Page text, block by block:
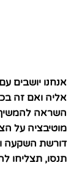
אנחנו יושבים
אליה ואם זה
השראה להמשיך
מוטיבציה על
דורשת השקעה
תנסו, תצליחו